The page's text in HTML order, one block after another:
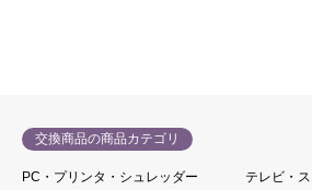
交換商品の商品カテゴリ
PC・プリンタ・シュレッダー
テレビ・